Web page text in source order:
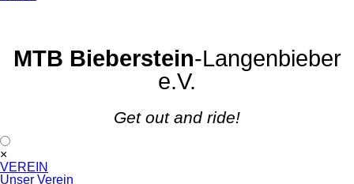
MTB Bieberstein-Langenbieber
e.V.
Get out and ride!
×
überspringen
VEREIN
Unser Verein